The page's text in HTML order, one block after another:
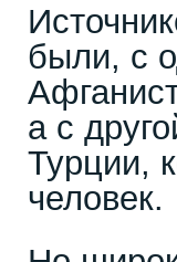
были, с
а с
Турции,
человек.